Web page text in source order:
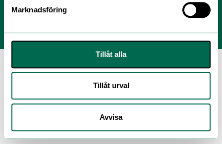
Marknadsföring
Tillåt alla
Tillåt urval
Avvisa